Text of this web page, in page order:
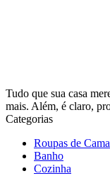
Tudo que sua casa
mais. Além, é claro,
Categorias
Roupas de Cama
Banho
Cozinha